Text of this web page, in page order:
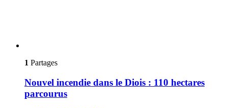
1 Partages
Nouvel incendie dans le Diois : 110 hectares
parcourus